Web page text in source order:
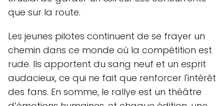
que sur la route.
Les jeunes pilotes continuent de se frayer un
chemin dans ce monde où la compétition est
rude. Ils apportent du sang neuf et un esprit
audacieux, ce qui ne fait que renforcer l'intérêt
des fans. En somme, le rallye est un théâtre